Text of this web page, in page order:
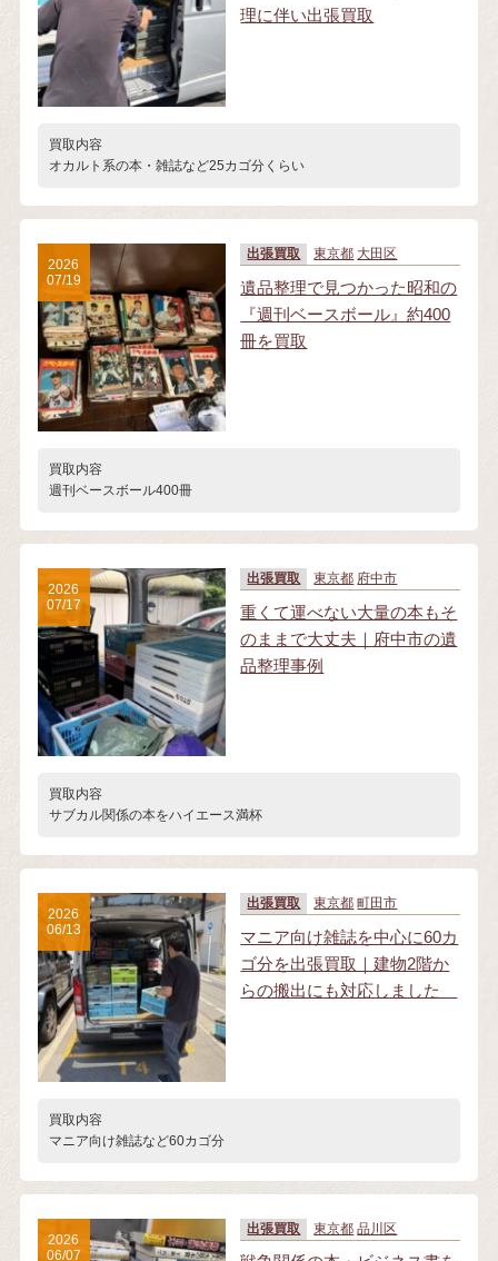
理に伴い出張買取
買取内容
オカルト系の本・雑誌など25カゴ分くらい
出張買取 東京都 大田区
遺品整理で見つかった昭和の
『週刊ベースボール』約400
冊を買取
買取内容
週刊ベースボール400冊
2026
07/19
出張買取 東京都 府中市
重くて運べない大量の本もそ
のままで大丈夫｜府中市の遺
品整理事例
買取内容
サブカル関係の本をハイエース満杯
2026
07/17
出張買取 東京都 町田市
マニア向け雑誌を中心に60カ
ゴ分を出張買取｜建物2階か
らの搬出にも対応しました
買取内容
マニア向け雑誌など60カゴ分
2026
06/13
出張買取 東京都 品川区
2026
06/07